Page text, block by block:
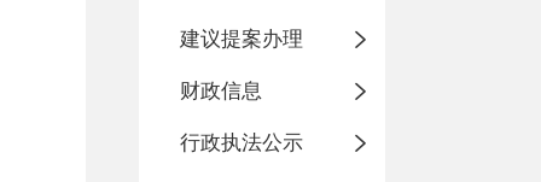
建议提案办理
财政信息
行政执法公示